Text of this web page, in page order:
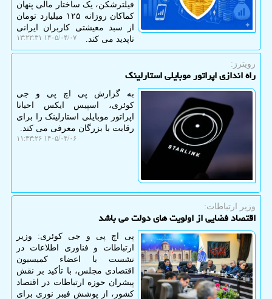
فیلترشکن، یک ساختار مالی پنهان
کماکان روزانه ۱۲۵ میلیارد تومان
از سبد معیشتی کاربران ایرانی
ناپدید می کند.
۱۴۰۵/۰۴/۰۷ ۱۳:۲۲:۳۱
رویترز:
راه اندازی اپراتور موبایلی استارلینک
به گزارش پی اچ پی و جی
کوئری، اسپیس ایکس احیانا
اپراتور موبایلی استارلینک را برای
رقابت با بزرگان معرفی می کند.
۱۴۰۵/۰۴/۰۶ ۱۱:۳۳:۲۶
وزیر ارتباطات:
اقتصاد فضایی از اولویت های دولت می باشد
پی اچ پی و جی کوئری: وزیر
ارتباطات و فناوری اطلاعات در
نشست با اعضاء کمیسیون
اقتصادی مجلس، با تأکید بر نقش
پیشران حوزه ارتباطات در اقتصاد
کشور، از پوشش فیبر نوری برای